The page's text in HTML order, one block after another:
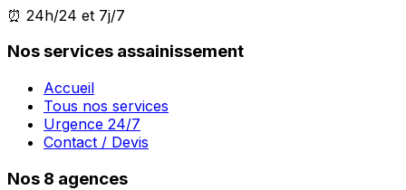
⏰ 24h/24 et 7j/7
Nos services assainissement
Accueil
Tous nos services
Urgence 24/7
Contact / Devis
Nos 8 agences